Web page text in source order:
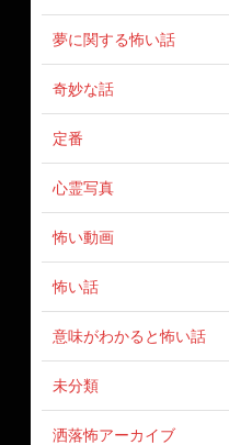
夢に関する怖い話
奇妙な話
定番
心霊写真
怖い動画
怖い話
意味がわかると怖い話
未分類
洒落怖アーカイブ